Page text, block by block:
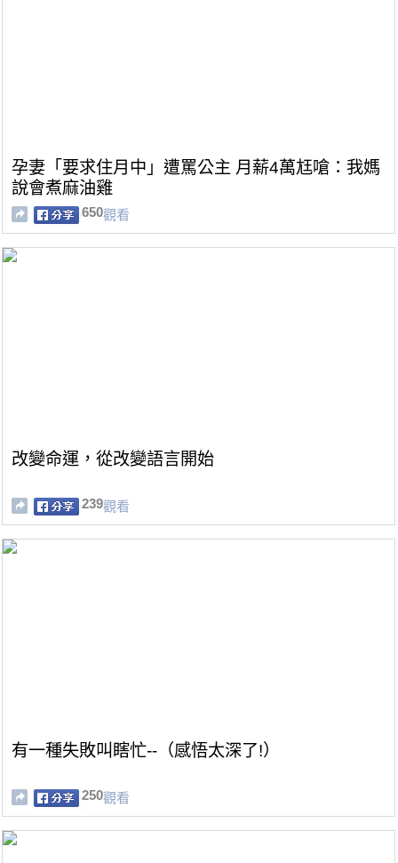
孕妻「要求住月中」遭罵公主 月薪4萬尪嗆：我媽
說會煮麻油雞
650觀看
改變命運，從改變語言開始
239觀看
有一種失敗叫瞎忙--（感悟太深了!）
250觀看